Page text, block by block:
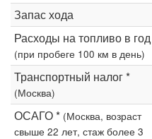
Запас хода
Расходы на топливо в год
(при пробеге 100 км в день)
Транспортный налог *
(Москва)
ОСАГО * (Москва, возраст
свыше 22 лет, стаж более 3